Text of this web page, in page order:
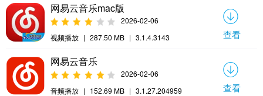
网易云音乐mac版
2026-02-06
视频播放 | 287.50 MB | 3.1.4.3143 查看
网易云音乐
2026-02-06
音频播放 | 152.69 MB | 3.1.27.204959 查看